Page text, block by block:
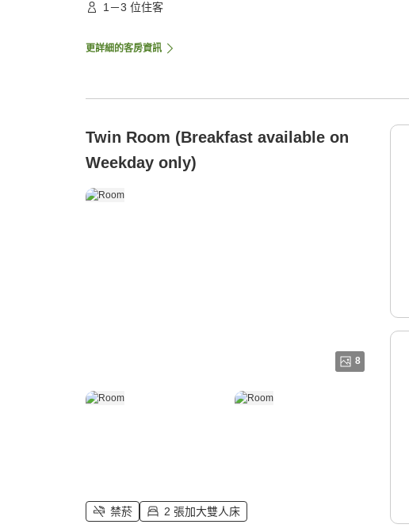
1－3 位住客
更詳細的客房資訊
Twin Room (Breakfast available on
Weekday only)
8
禁菸 2 張加大雙人床